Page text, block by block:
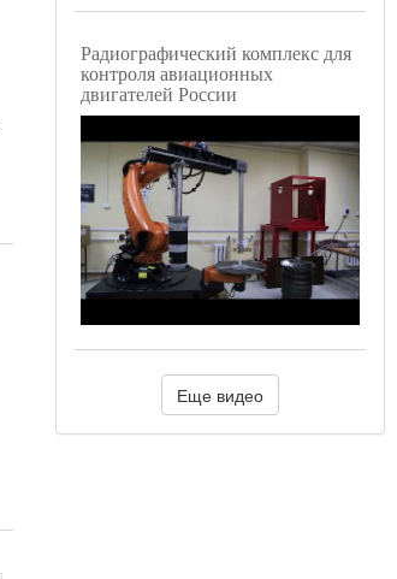
Радиографический комплекс для
контроля авиационных
двигателей России
Еще видео